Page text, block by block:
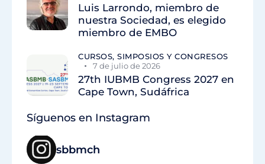
Luis Larrondo, miembro de
nuestra Sociedad, es elegido
miembro de EMBO
CURSOS, SIMPOSIOS Y CONGRESOS
7 de julio de 2026
27th IUBMB Congress 2027 en
Cape Town, Sudáfrica
Síguenos en Instagram
sbbmch